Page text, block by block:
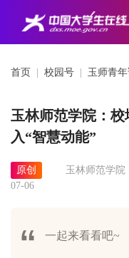
首页 校园号 玉师青
玉林师范学院：
入“智慧动能”
原创 玉林师范学院
07-06
一起来看看吧~